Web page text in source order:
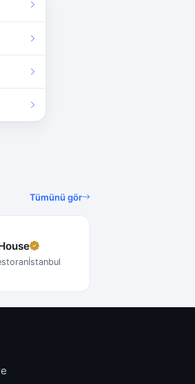
Tümünü gör
İstanbul